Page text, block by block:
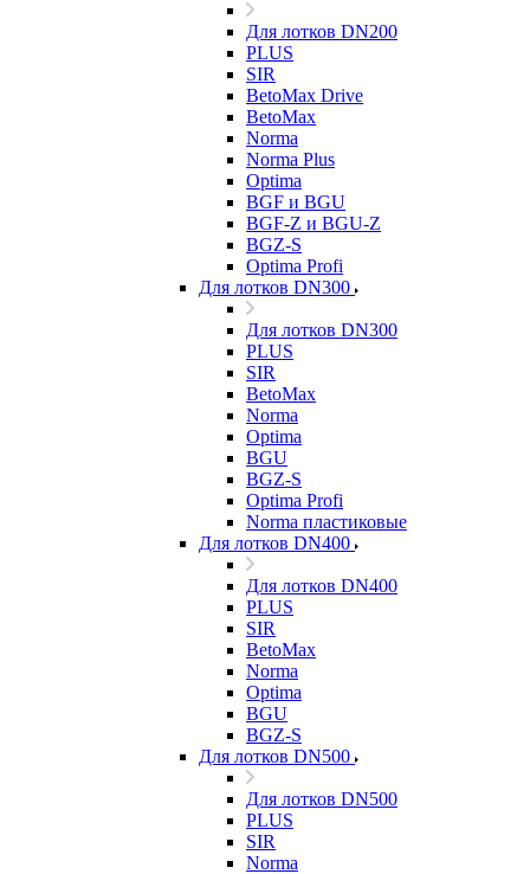
Для лотков DN200
PLUS
SIR
BetoMax Drive
BetoMax
Norma
Norma Plus
Optima
BGF и BGU
BGF-Z и BGU-Z
BGZ-S
Optima Profi
Для лотков DN300
Для лотков DN300
PLUS
SIR
BetoMax
Norma
Optima
BGU
BGZ-S
Optima Profi
Norma пластиковые
Для лотков DN400
Для лотков DN400
PLUS
SIR
BetoMax
Norma
Optima
BGU
BGZ-S
Для лотков DN500
Для лотков DN500
PLUS
SIR
Norma